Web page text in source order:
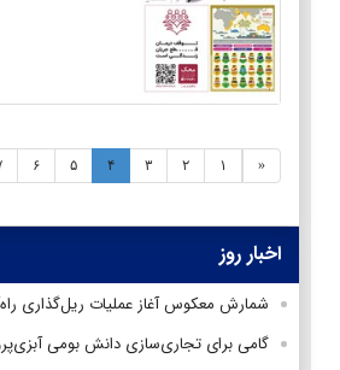
« ۱ ۲ ۳ ۴ ۵ ۶
اخبار روز
شمارش معکوس آغاز عملیات ریل‌گذاری
گامی برای تجاری‌سازی دانش بومی